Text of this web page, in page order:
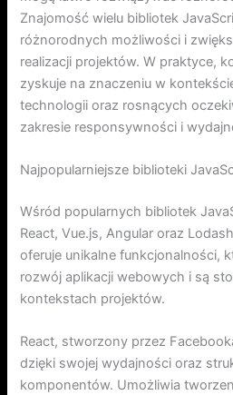
Znajomość wielu bibliotek
różnorodnych możliwości i
realizacji projektów. W praktyce,
zyskuje na znaczeniu w
technologii oraz rosnących
zakresie responsywności i
Najpopularniejsze biblioteki
Wśród popularnych bibliotek
React, Vue.js, Angular oraz
oferuje unikalne funkcjonalności,
rozwój aplikacji webowych i są
kontekstach projektów.
React, stworzony przez
dzięki swojej wydajności oraz
komponentów. Umożliwia